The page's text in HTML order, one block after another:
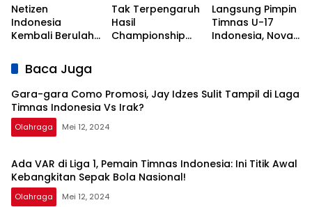
Timnas
Indonesia Vs
Irak?
Kebangkitan
Sepak Bola
Nasional!
Netizen
Indonesia
Kembali Berulah,
Asal Korea
Selatan
Tak Terpengaruh
Hasil
Championship
Kontrak Bojan
Hodak
Langsung Pimpin
Timnas U-17
Indonesia, Nova
yong
Baca Juga
Gara-gara Como Promosi, Jay Idzes Sulit Tampil di Laga
Timnas Indonesia Vs Irak?
Olahraga Mei 12, 2024
Ada VAR di Liga 1, Pemain Timnas Indonesia: Ini Titik Awal
Kebangkitan Sepak Bola Nasional!
Olahraga Mei 12, 2024